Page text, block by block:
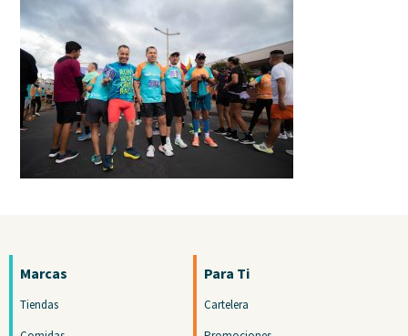
Marcas
Tiendas
Para Ti
Cartelera